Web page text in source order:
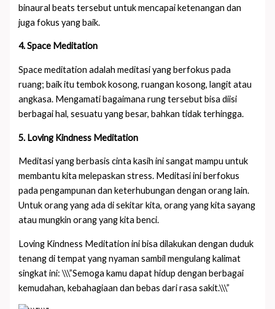
binaural beats tersebut untuk mencapai ketenangan dan
juga fokus yang baik.
4. Space Meditation
Space meditation adalah meditasi yang berfokus pada
ruang; baik itu tembok kosong, ruangan kosong, langit atau
angkasa. Mengamati bagaimana rung tersebut bisa diisi
berbagai hal, sesuatu yang besar, bahkan tidak terhingga.
5. Loving Kindness Meditation
Meditasi yang berbasis cinta kasih ini sangat mampu untuk
membantu kita melepaskan stress. Meditasi ini berfokus
pada pengampunan dan keterhubungan dengan orang lain.
Untuk orang yang ada di sekitar kita, orang yang kita sayang
atau mungkin orang yang kita benci.
Loving Kindness Meditation ini bisa dilakukan dengan duduk
tenang di tempat yang nyaman sambil mengulang kalimat
singkat ini: \\\”Semoga kamu dapat hidup dengan berbagai
kemudahan, kebahagiaan dan bebas dari rasa sakit.\\\”